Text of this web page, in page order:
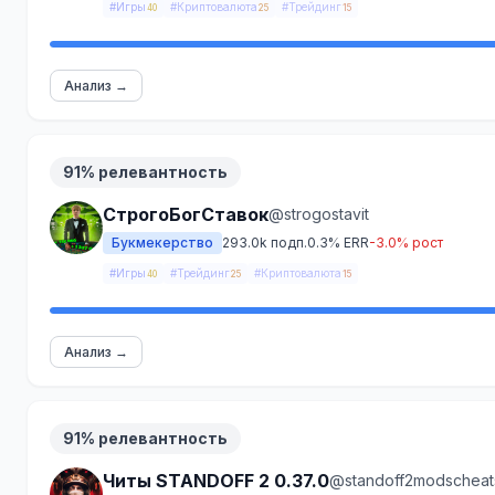
#Игры 40 #Криптовалюта 25 #Трейдинг15
Анализ →
91% релевантность
СтрогоБогСтавок@strogostavit
Букмекерство 293.0k подп.0.3% ERR-3.0% рост
#Игры 40 #Трейдинг25 #Криптовалюта 15
Анализ →
91% релевантность
Читы STANDOFF 2 0.37.0